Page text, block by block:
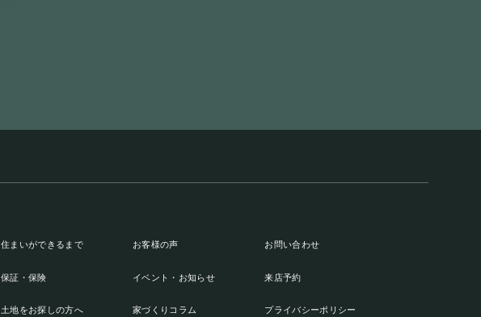
住まいができるまで
保証・保険
土地をお探しの方へ
お客様の声
イベント・お知らせ
家づくりコラム
お問い合わせ
来店予約
プライバシーポリシー